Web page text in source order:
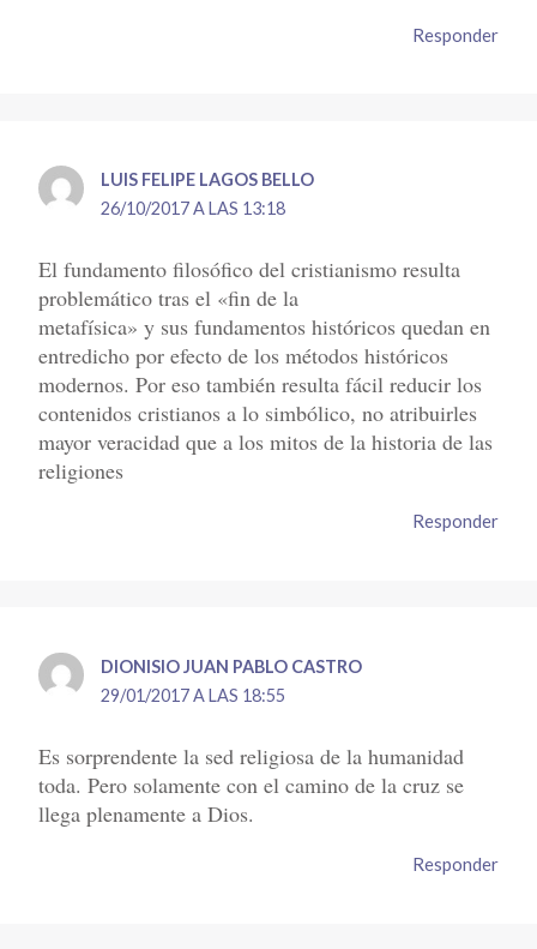
Responder
LUIS FELIPE LAGOS BELLO
26/10/2017 A LAS 13:18
El fundamento filosófico del cristianismo resulta
problemático tras el «fin de la
metafísica» y sus fundamentos históricos quedan en
entredicho por efecto de los métodos históricos
modernos. Por eso también resulta fácil reducir los
contenidos cristianos a lo simbólico, no atribuirles
mayor veracidad que a los mitos de la historia de las
religiones
Responder
DIONISIO JUAN PABLO CASTRO
29/01/2017 A LAS 18:55
Es sorprendente la sed religiosa de la humanidad
toda. Pero solamente con el camino de la cruz se
llega plenamente a Dios.
Responder